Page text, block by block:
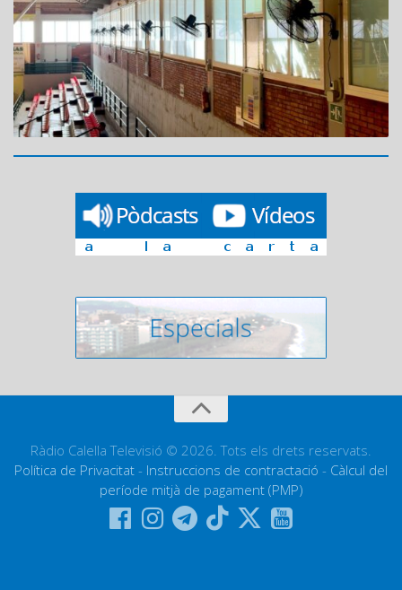
Ràdio Calella Televisió © 2026. Tots els drets reservats.
Política de Privacitat - Instruccions de contractació - Càlcul del
període mitjà de pagament (PMP)